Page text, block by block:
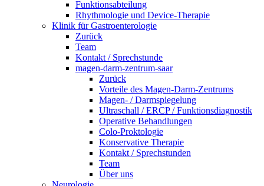
Funktionsabteilung
Rhythmologie und Device-Therapie
Klinik für Gastroenterologie
Zurück
Team
Kontakt / Sprechstunde
magen-darm-zentrum-saar
Zurück
Vorteile des Magen-Darm-Zentrums
Magen- / Darmspiegelung
Ultraschall / ERCP / Funktionsdiagnostik
Operative Behandlungen
Colo-Proktologie
Konservative Therapie
Kontakt / Sprechstunden
Team
Über uns